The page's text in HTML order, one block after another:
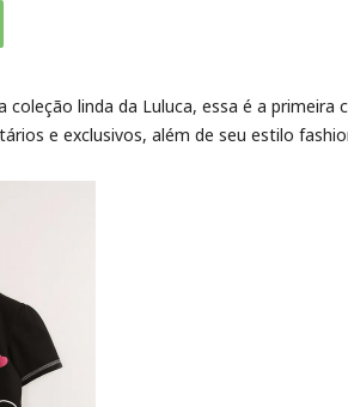
coleção linda da Luluca, essa é a primeira
e exclusivos, além de seu estilo